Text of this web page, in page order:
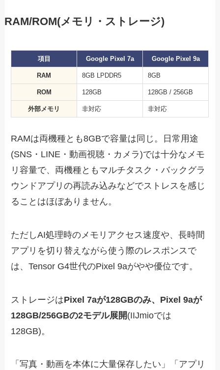
RAM/ROM(メモリ・ストレージ)
項目 Google Pixel 7a Google Pixel 9a
RAM 8GB LPDDR5 8GB
ROM 128GB 128GB / 256GB
外部メモリ 非対応 非対応
RAMは両機種とも8GBで容量は同じ。日常用途
(SNS・LINE・動画視聴・カメラ)では十分なメモ
リ容量で、両機種ともマルチタスク・バックグラ
ウンドアプリの再読み込みなどでストレスを感じ
ることはほぼありません。
ただしAI処理時のメモリアクセス速度や、長時間
アプリを切り替えながら使う際のレスポンスで
は、Tensor G4世代のPixel 9aがやや優位です。
ストレージはPixel 7aが128GBのみ、Pixel 9aが
128GB/256GBの2モデル展開(IIJmioでは
128GB)。
「写真・動画を本体に大量保存したい」「アプリ